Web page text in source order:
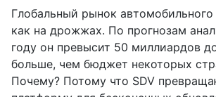
Глобальный рынок автомобильного
как на дрожжах. По прогнозам
году он превысит 50 миллиардов
больше, чем бюджет некоторых
Почему? Потому что SDV